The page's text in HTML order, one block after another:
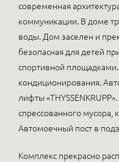
современная
коммуникации. В доме
воды. Дом заселен и
безопасная для детей
спортивной
кондиционирования.
лифты
спрессованного мусора,
Автомоечный пост в
Комплекс прекрасно